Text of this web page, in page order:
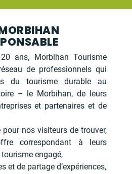
ans, Morbihan Tourisme
de professionnels qui
du tourisme durable au
– le Morbihan, de leurs
et partenaires et de
pour nos visiteurs de trouver,
correspondant à leurs
engagé,
et de partage d’expériences,